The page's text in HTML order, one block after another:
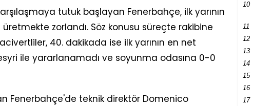
tutuk başlayan Fenerbahçe, ilk yarının
zorlandı. Söz konusu süreçte rakibine
40. dakikada ise ilk yarının en net
ile yararlanamadı ve soyunma odasına 0-0
Fenerbahçe'de teknik direktör Domenico
10
11
12
13
14
15
16
17